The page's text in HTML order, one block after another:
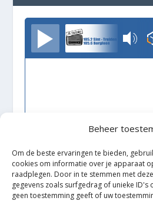
Beheer
Om de beste ervaringen te bieden,
cookies om informatie over je apparaat
raadplegen. Door in te stemmen met
gegevens zoals surfgedrag of unieke ID's
geen toestemming geeft of uw
TrudoFM